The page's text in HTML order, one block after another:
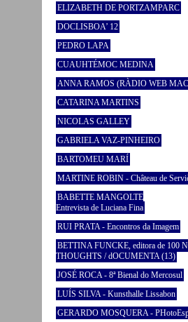
ELIZABETH DE PORTZAMPARC
DOCLISBOA’ 12
PEDRO LAPA
CUAUHTÉMOC MEDINA
ANNA RAMOS (RÀDIO WEB
CATARINA MARTINS
NICOLAS GALLEY
GABRIELA VAZ-PINHEIRO
BARTOMEU MARÍ
MARTINE ROBIN - Château de
BABETTE MANGOLTE
Entrevista de Luciana Fina
RUI PRATA - Encontros da Imagem
BETTINA FUNCKE, editora de 100
THOUGHTS / dOCUMENTA (13)
JOSÉ ROCA - 8ª Bienal do Mercosul
LUÍS SILVA - Kunsthalle Lissabon
GERARDO MOSQUERA -